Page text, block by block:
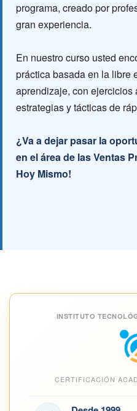
programa, creado por
gran experiencia.
En nuestro curso usted
práctica basada en la libre
aprendizaje, con ejercicios
estrategias y tácticas de
¿Va a dejar pasar la
en el área de las Ventas
Hoy Mismo!
INSTITUTO
CERTIFICACIÓN